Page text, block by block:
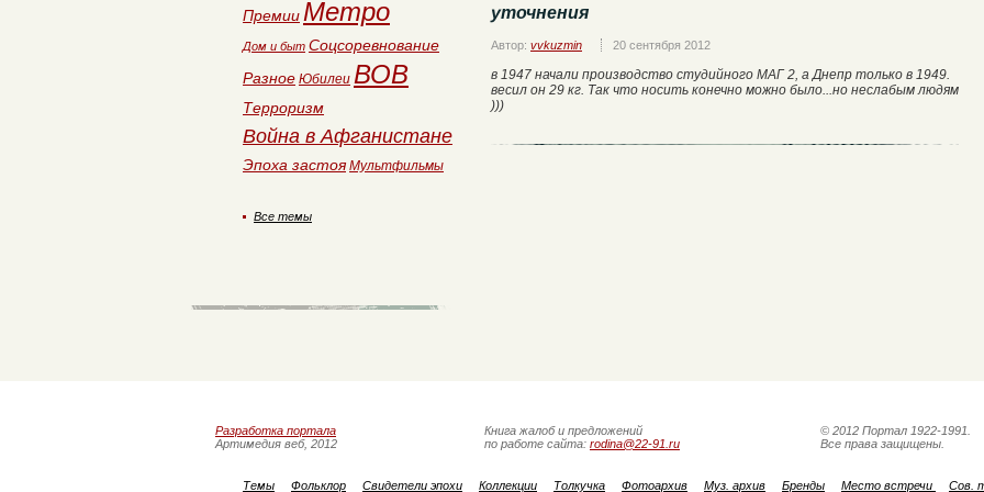
уточнения
Автор: vvkuzmin 20 сентября 2012
в 1947 начали производство студийного МАГ 2, а Днепр только в 1949.
весил он 29 кг. Так что носить конечно можно было...но неслабым людям
)))
Премии Метро
Дом и быт Соцсоревнование
Разное Юбилеи ВОВ
Терроризм
Война в Афганистане
Эпоха застоя Мультфильмы
Все темы
Разработка портала
Артимедия веб, 2012
Книга жалоб и предложений
по работе сайта: rodina@22-91.ru
© 2012 Портал 1922-1991.
Все права защищены.
Темы Фольклор Свидетели эпохи Коллекции Толкучка Фотоархив Муз. архив Бренды Место встречи Сов.